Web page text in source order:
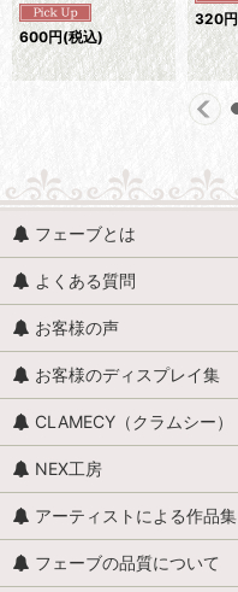
600円(税込)
320円
フェーブとは
よくある質問
お客様の声
お客様のディスプレイ集
CLAMECY（クラムシー）
NEX工房
アーティストによる作品集
フェーブの品質について